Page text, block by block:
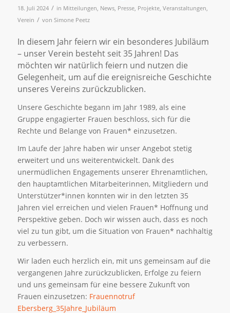
18. Juli 2024 / in Mitteilungen News, Presse, Projekte, Veranstaltungen
Verein / von Simone Peetz
In diesem Jahr feiern wir ein besonderes Jubiläum
– unser Verein besteht seit 35 Jahren! Das
möchten wir natürlich feiern und nutzen die
Gelegenheit, um auf die ereignisreiche Geschichte
unseres Vereins zurückzublicken.
Unsere Geschichte begann im Jahr 1989, als eine
Gruppe engagierter Frauen beschloss, sich für die
Rechte und Belange von Frauen* einzusetzen.
Im Laufe der Jahre haben wir unser Angebot stetig
erweitert und uns weiterentwickelt. Dank des
unermüdlichen Engagements unserer Ehrenamtlichen,
den hauptamtlichen Mitarbeiterinnen, Mitgliedern und
Unterstützer*innen konnten wir in den letzten 35
Jahren viel erreichen und vielen Frauen* Hoffnung und
Perspektive geben. Doch wir wissen auch, dass es noch
viel zu tun gibt, um die Situation von Frauen* nachhaltig
zu verbessern.
Wir laden euch herzlich ein, mit uns gemeinsam auf die
vergangenen Jahre zurückzublicken, Erfolge zu feiern
und uns gemeinsam für eine bessere Zukunft von
Frauen einzusetzen: Frauennotruf
Ebersberg_35Jahre_Jubiläum